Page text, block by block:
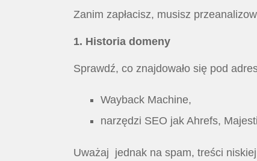
Zanim zapłacisz, musisz
1. Historia domeny
Sprawdź, co znajdowało się pod
Wayback Machine,
narzędzi SEO jak Ahrefs,
Uważaj jednak na spam, treści